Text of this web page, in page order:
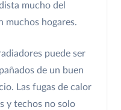
mucho del
muchos hogares.
puede ser
de un buen
Las fugas de calor
y techos no solo